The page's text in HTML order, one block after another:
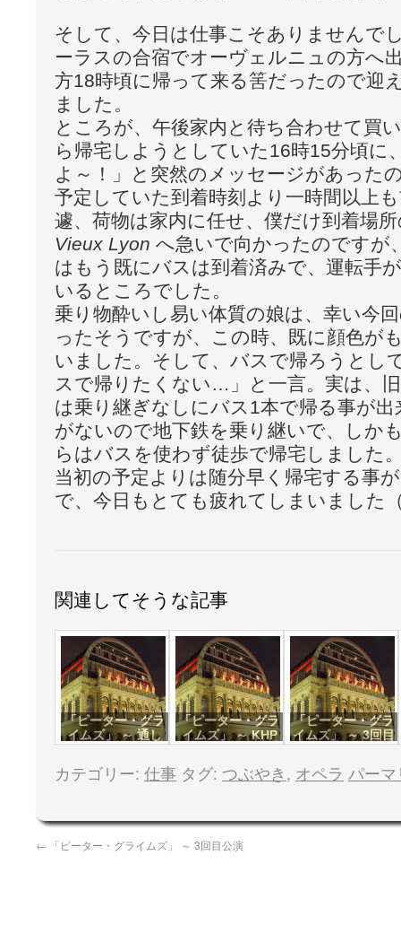
そして、今日は仕事こそありませんで
ーラスの合宿でオーヴェルニュの方へ
方18時頃に帰って来る筈だったので迎
ました。
ところが、午後家内と待ち合わせて買
ら帰宅しようとしていた16時15分頃に
よ～！」と突然のメッセージがあった
予定していた到着時刻より一時間以上
遽、荷物は家内に任せ、僕だけ到着場
Vieux Lyon へ急いで向かったのですが
はもう既にバスは到着済みで、運転手
いるところでした。
乗り物酔いし易い体質の娘は、幸い今
ったそうですが、この時、既に顔色が
いました。そして、バスで帰ろうとし
スで帰りたくない…」と一言。実は、
は乗り継ぎなしにバス1本で帰る事が
がないので地下鉄を乗り継いで、しか
らはバスを使わず徒歩で帰宅しました
当初の予定よりは随分早く帰宅する事
で、今日もとても疲れてしまいました
関連してそうな記事
「ピーター・グラ
イムズ」 ～ 通し
稽古
「ピーター・グラ
イムズ」 ～ KHP
「ピーター・グラ
イムズ」 ～ 3回目
公演
カテゴリー: 仕事 タグ: つぶやき , オペラ パー
← 「ピーター・グライムズ」 ～ 3回目公演